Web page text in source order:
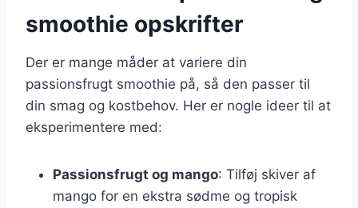
smoothie opskrifter
Der er mange måder at variere din
passionsfrugt smoothie på, så den passer til
din smag og kostbehov. Her er nogle ideer til at
eksperimentere med:
Passionsfrugt og mango: Tilføj skiver af
mango for en ekstra sødme og tropisk